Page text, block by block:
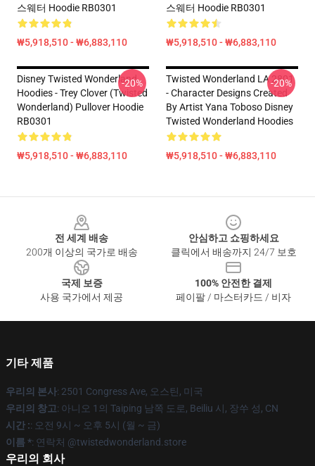
스웨터 Hoodie RB0301
₩5,918,510 - ₩6,883,110
스웨터 Hoodie RB0301
₩5,918,510 - ₩6,883,110
Disney Twisted Wonderland
Hoodies - Trey Clover (Twisted
Wonderland) Pullover Hoodie
RB0301
₩5,918,510 - ₩6,883,110
-20%
Twisted Wonderland LA 2801
- Character Designs Created
By Artist Yana Toboso Disney
Twisted Wonderland Hoodies
₩5,918,510 - ₩6,883,110
-20%
전 세계 배송
200개 이상의 국가로 배송
안심하고 쇼핑하세요
클릭에서 배송까지 24/7 보호
국제 보증
사용 국가에서 제공
100% 안전한 결제
페이팔 / 마스터카드 / 비자
기타 제품
우리의 본사: 2501 Congress Ave, 오스틴, 미국
우리의 창고: 아니오 1의 Taiping 남쪽 도로, Beiliu 시, 장쑤 성, CN
시간 :: 오전 9시 ~ 오후 5시 (월 ~ 금)
이름 *: 연락처 @twistedwonderland.store
우리의 회사